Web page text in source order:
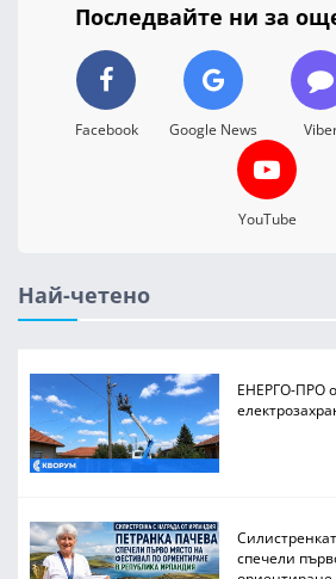
Последвайте ни за
Facebook Google News
YouTube
Най-четено
ЕНЕРГО-ПРО
спечели